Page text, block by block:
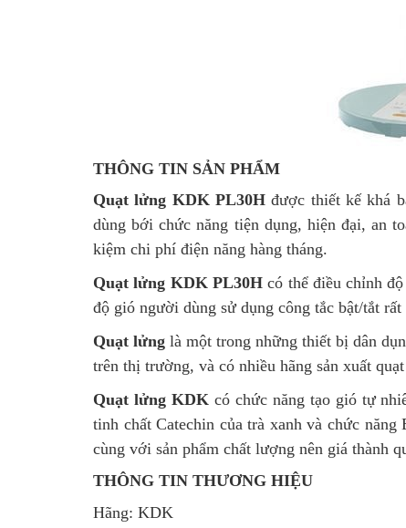
THÔNG TIN SẢN PHẨM
Quạt lửng KDK PL30Hđược thiết kế khá
dùng bới chức năng tiện dụng, hiện đại, an
kiệm chi phí điện năng hàng tháng.
Quạt lửng KDK PL30Hcó thể điều chỉnh
độ gió người dùng sử dụng công tắc bật/tắt
Quạt lửnglà một trong những thiết bị dân
trên thị trường, và có nhiều hãng sản xuất
Quạt lửng KDK có chức năng tạo gió tự
tinh chất Catechin của trà xanh và chức
cùng với sản phẩm chất lượng nên giá thành
THÔNG TIN THƯƠNG HIỆU
Hãng: KDK